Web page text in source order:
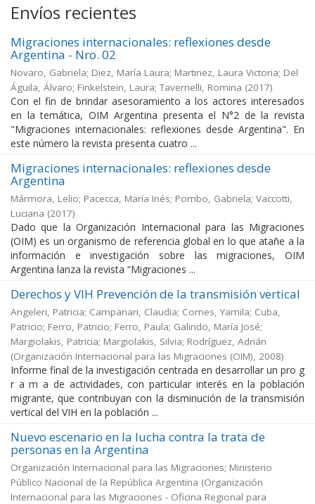
Envíos recientes
Migraciones internacionales: reflexiones desde
Argentina - Nro. 02
Novaro, Gabriela; Diez, María Laura; Martinez, Laura Victoria; Del
Águila, Álvaro; Finkelstein, Laura; Tavernelli, Romina (2017)
Con el fin de brindar asesoramiento a los actores interesados
en la temática, OIM Argentina presenta el N°2 de la revista
"Migraciones internacionales: reflexiones desde Argentina". En
este número la revista presenta cuatro ...
Migraciones internacionales: reflexiones desde
Argentina
Mármora, Lelio; Pacecca, María Inés; Pombo, Gabriela; Vaccotti,
Luciana (2017)
Dado que la Organización Internacional para las Migraciones
(OIM) es un organismo de referencia global en lo que atañe a la
información e investigación sobre las migraciones, OIM
Argentina lanza la revista “Migraciones ...
Derechos y VIH Prevención de la transmisión vertical
Angeleri, Patricia; Campanari, Claudia; Comes, Yamila; Cuba,
Patricio; Ferro, Patricio; Ferro, Paula; Galindo, María José;
Margiolakis, Patricia; Margiolakis, Silvia; Rodríguez, Adrián
(Organización Internacional para las Migraciones (OIM), 2008)
Informe final de la investigación centrada en desarrollar un pro g
r a m a de actividades, con particular interés en la población
migrante, que contribuyan con la disminución de la transmisión
vertical del VIH en la población ...
Nuevo escenario en la lucha contra la trata de
personas en la Argentina
Organización Internacional para las Migraciones; Ministerio
Público Nacional de la República Argentina (Organización
Internacional para las Migraciones - Oficina Regional para